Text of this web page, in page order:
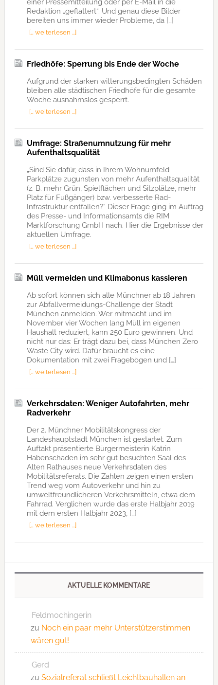
einer Pressemitteilung oder per E-Mail in die
Redaktion „geflattert“. Und genau diese Bilder
bereiten uns immer wieder Probleme, da […]
[… weiterlesen …]
Friedhöfe: Sperrung bis Ende der Woche
Aufgrund der starken witterungsbedingten Schäden
bleiben alle städtischen Friedhöfe für die gesamte
Woche ausnahmslos gesperrt.
[… weiterlesen …]
Umfrage: Straßenumnutzung für mehr
Aufenthaltsqualität
„Sind Sie dafür, dass in Ihrem Wohnumfeld
Parkplätze zugunsten von mehr Aufenthaltsqualität
(z. B. mehr Grün, Spielflächen und Sitzplätze, mehr
Platz für Fußgänger) bzw. verbesserte Rad-
Infrastruktur entfallen?“ Dieser Frage ging im Auftrag
des Presse- und Informationsamts die RIM
Marktforschung GmbH nach. Hier die Ergebnisse der
aktuellen Umfrage.
[… weiterlesen …]
Müll vermeiden und Klimabonus kassieren
Ab sofort können sich alle Münchner ab 18 Jahren
zur Abfallvermeidungs-Challenge der Stadt
München anmelden. Wer mitmacht und im
November vier Wochen lang Müll im eigenen
Haushalt reduziert, kann 250 Euro gewinnen. Und
nicht nur das: Er trägt dazu bei, dass München Zero
Waste City wird. Dafür braucht es eine
Dokumentation mit zwei Fragebögen und […]
[… weiterlesen …]
Verkehrsdaten: Weniger Autofahrten, mehr
Radverkehr
Der 2. Münchner Mobilitätskongress der
Landeshauptstadt München ist gestartet. Zum
Auftakt präsentierte Bürgermeisterin Katrin
Habenschaden im sehr gut besuchten Saal des
Alten Rathauses neue Verkehrsdaten des
Mobilitätsreferats. Die Zahlen zeigen einen ersten
Trend weg vom Autoverkehr und hin zu
umweltfreundlicheren Verkehrsmitteln, etwa dem
Fahrrad. Verglichen wurde das erste Halbjahr 2019
mit dem ersten Halbjahr 2023, […]
[… weiterlesen …]
AKTUELLE KOMMENTARE
Feldmochingerin
zu Noch ein paar mehr Unterstützerstimmen
wären gut!
Gerd
zu Sozialreferat schließt Leichtbauhallen an